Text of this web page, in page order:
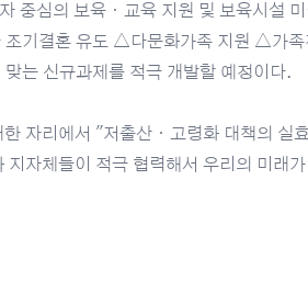
중심의 보육ㆍ교육 지원 및 보육시설
조기결혼 유도 △다문화가족 지원 △가
는 신규과제를 적극 개발할 예정이다.
자리에서 "저출산ㆍ고령화 대책의 실
자체들이 적극 협력해서 우리의 미래